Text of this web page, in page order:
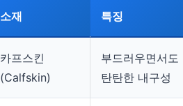
소재 특징
카프스킨
(Calfskin)
부드러우면서도
탄탄한 내구성